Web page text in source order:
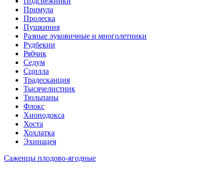
Примула
Пролеска
Пушкиния
Разные луковичные и многолетники
Рудбекии
Рябчик
Седум
Сцилла
Традесканция
Тысячелистник
Тюльпаны
Флокс
Хионодокса
Хоста
Хохлатка
Эхинацея
Саженцы плодово-ягодные